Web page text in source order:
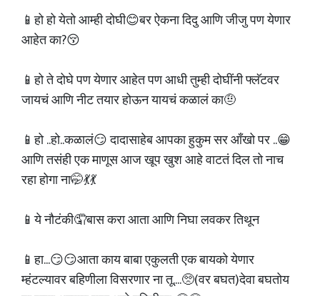
📱हो हो येतो आम्ही दोघी😊बर ऐकना दिदु आणि जीजु पण येणार
आहेत का?😚
📱हो ते दोघे पण येणार आहेत पण आधी तुम्ही दोघींनी फ्लॅटवर
जायचं आणि नीट तयार होऊन यायचं कळालं का🤨
📱हो ..हो..कळालं😏 दादासाहेब आपका हुकुम सर आँखो पर ..😁
आणि तसंही एक माणूस आज खूप खुश आहे वाटतं दिल तो नाच
रहा होगा ना🤭💃💃
📱ये नौटंकी🤦बास करा आता आणि निघा लवकर तिथून
📱हा...😏😏आता काय बाबा एकुलती एक बायको येणार
म्हंटल्यावर बहिणीला विसरणार ना तू....🥺(वर बघत)देवा बघतोय